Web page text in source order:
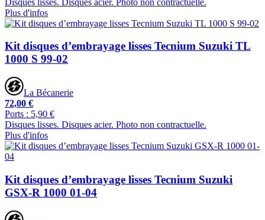
Plus d'infos
Kit disques d’embrayage lisses Tecnium Suzuki TL
1000 S 99-02
La Bécanerie
72,00 €
Ports : 5,90 €
Disques lisses. Disques acier. Photo non contractuelle.
Plus d'infos
Kit disques d’embrayage lisses Tecnium Suzuki
GSX-R 1000 01-04